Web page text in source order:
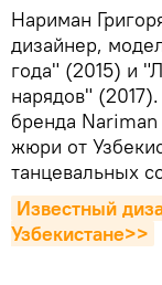
Нариман
дизайнер,
года" (2015) и
нарядов"
бренда
жюри от
танцевальных
Известный
Узбекистане>>